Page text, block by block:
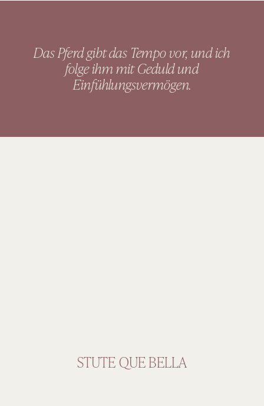
Das Pferd gibt das Tempo vor, und ich
folge ihm mit Geduld und
Einfühlungsvermögen.
STUTE QUE BELLA